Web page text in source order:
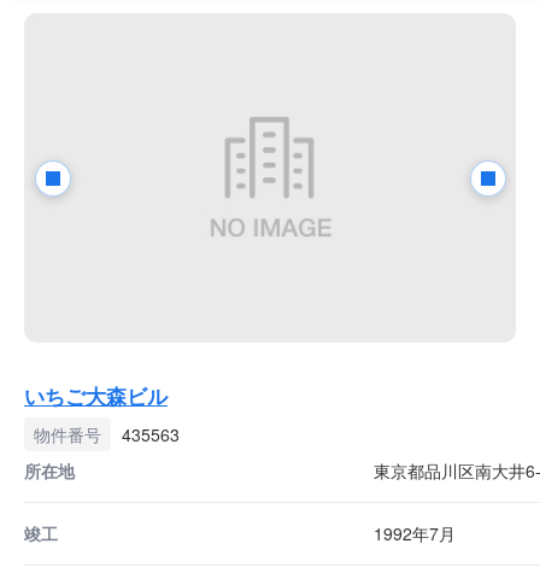
いちご大森ビル
物件番号
435563
所在地
東京都品川区南大井
竣工 1992年7月